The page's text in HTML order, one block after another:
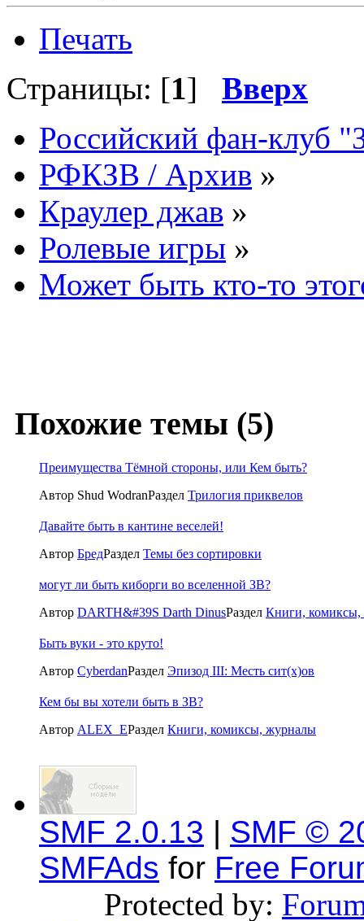
Печать
Страницы: [1] Вверх
Российский фан-клуб
РФКЗВ / Архив »
Краулер джав »
Ролевые игры »
Может быть кто-то
Похожие темы (5)
Преимущества Тёмной стороны, или Кем быть?
Автор Shud WodranРаздел Трилогия приквелов
Давайте быть в кантине веселей!
Автор БредРаздел Темы без сортировки
могут ли быть киборги во вселенной ЗВ?
Автор DARTH&#39S Darth DinusРаздел Книги,
Быть вуки - это круто!
Автор CyberdanРаздел Эпизод III: Месть сит(x)ов
Кем бы вы хотели быть в ЗВ?
Автор ALEX_EРаздел Книги, комиксы, журналы
SMF 2.0.13 | SMF ©
SMFAds for Free
Protected by: